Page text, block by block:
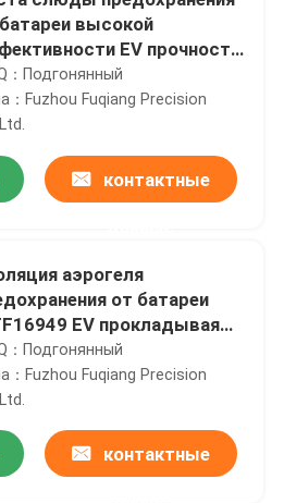
высокой
EV прочность
высокая
：Подгонянный
：Fuzhou Fuqiang Precision
контактные
аэрогеля
от батареи
EV прокладывая
термальную
：Подгонянный
：Fuzhou Fuqiang Precision
контактные